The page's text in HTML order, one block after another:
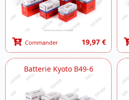
Commander 19,97 €
Batterie Kyoto B49-6